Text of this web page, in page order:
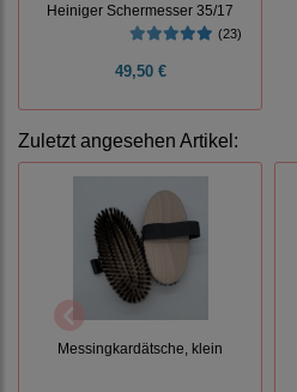
Heiniger Schermesser 35/17
(23)
49,50 €
Zuletzt angesehen Artikel:
Messingkardätsche, klein